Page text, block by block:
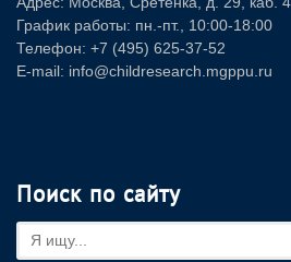
График работы: пн.-пт., 10:00-18:00
Телефон: +7 (495) 625-37-52
E-mail: info@childresearch.mgppu.ru
Поиск по сайту